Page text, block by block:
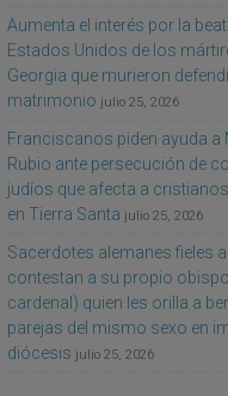
Aumenta el interés por la
Estados Unidos de los
Georgia que murieron
matrimonio julio 25, 2026
Franciscanos piden ayuda a
Rubio ante persecución de
judíos que afecta a
en Tierra Santa julio 25, 2026
Sacerdotes alemanes fieles
contestan a su propio
cardenal) quien les orilla a
parejas del mismo sexo en
diócesis julio 25, 2026